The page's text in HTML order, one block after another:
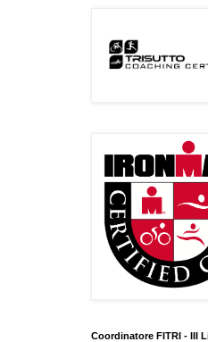
Coordinatore FITRI - III